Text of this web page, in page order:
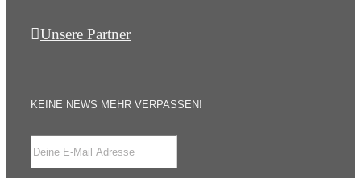
Unsere Partner
KEINE NEWS MEHR VERPASSEN!